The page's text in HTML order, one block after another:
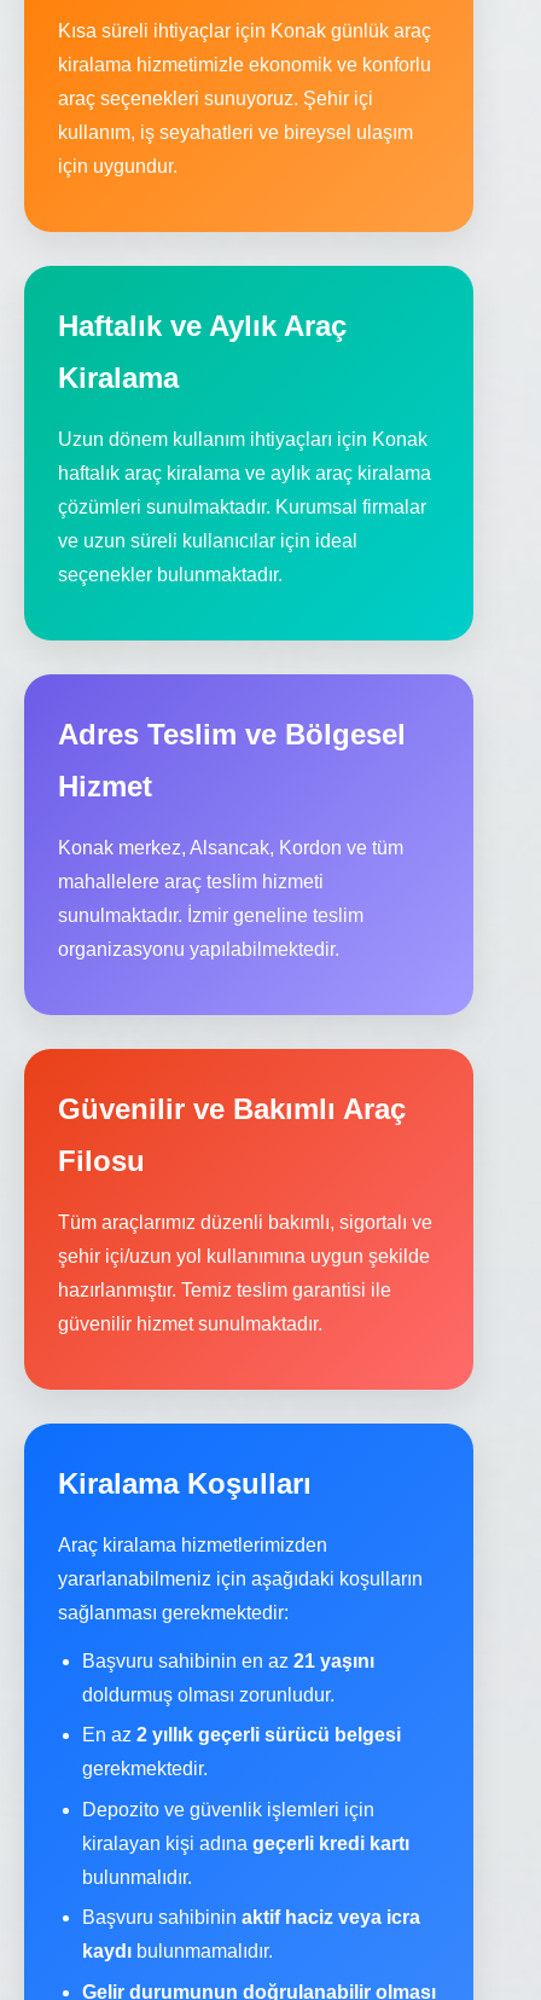
Kısa süreli ihtiyaçlar için Konak günlük araç
kiralama hizmetimizle ekonomik ve konforlu
araç seçenekleri sunuyoruz. Şehir içi
kullanım, iş seyahatleri ve bireysel ulaşım
için uygundur.
Haftalık ve Aylık Araç
Kiralama
Uzun dönem kullanım ihtiyaçları için Konak
haftalık araç kiralama ve aylık araç kiralama
çözümleri sunulmaktadır. Kurumsal firmalar
ve uzun süreli kullanıcılar için ideal
seçenekler bulunmaktadır.
Adres Teslim ve Bölgesel
Hizmet
Konak merkez, Alsancak, Kordon ve tüm
mahallelere araç teslim hizmeti
sunulmaktadır. İzmir geneline teslim
organizasyonu yapılabilmektedir.
Güvenilir ve Bakımlı Araç
Filosu
Tüm araçlarımız düzenli bakımlı, sigortalı ve
şehir içi/uzun yol kullanımına uygun şekilde
hazırlanmıştır. Temiz teslim garantisi ile
güvenilir hizmet sunulmaktadır.
Kiralama Koşulları
Araç kiralama hizmetlerimizden
yararlanabilmeniz için aşağıdaki koşulların
sağlanması gerekmektedir:
Başvuru sahibinin en az 21 yaşını
doldurmuş olması zorunludur.
En az 2 yıllık geçerli sürücü belgesi
gerekmektedir.
Depozito ve güvenlik işlemleri için
kiralayan kişi adına geçerli kredi kartı
bulunmalıdır.
Başvuru sahibinin aktif haciz veya icra
kaydı bulunmamalıdır.
Gelir durumunun doğrulanabilir olması